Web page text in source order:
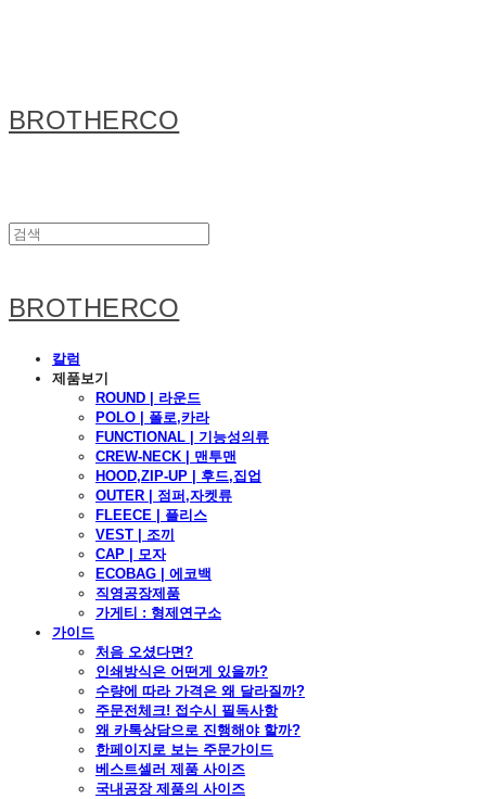
BROTHERCO
BROTHERCO
칼럼
제품보기
ROUND | 라운드
POLO | 폴로,카라
FUNCTIONAL | 기능성의류
CREW-NECK | 맨투맨
HOOD,ZIP-UP | 후드,집업
OUTER | 점퍼,자켓류
FLEECE | 플리스
VEST | 조끼
CAP | 모자
ECOBAG | 에코백
직영공장제품
가게티 : 형제연구소
가이드
처음 오셨다면?
인쇄방식은 어떤게 있을까?
수량에 따라 가격은 왜 달라질까?
주문전체크! 접수시 필독사항
왜 카톡상담으로 진행해야 할까?
한페이지로 보는 주문가이드
베스트셀러 제품 사이즈
국내공장 제품의 사이즈